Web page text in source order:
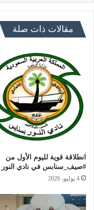
مقالات ذات صلة
انطلاقة قوية لليوم الأول من
#صيف_سنابس في نادي النور
4 يوليو، 2026